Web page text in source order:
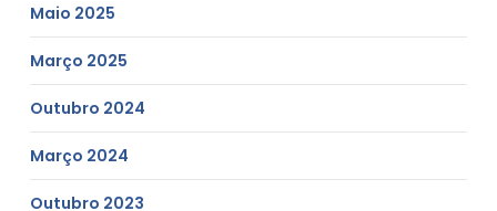
Maio 2025
Março 2025
Outubro 2024
Março 2024
Outubro 2023